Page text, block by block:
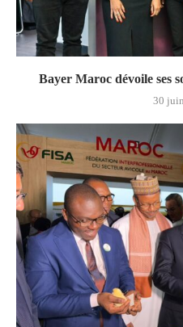
Bayer Maroc dévoile ses
30